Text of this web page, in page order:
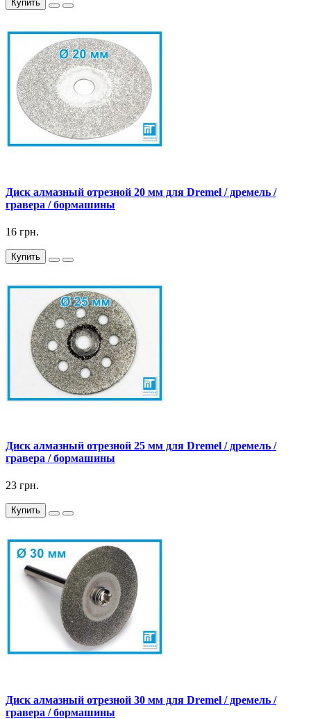
Купить
Диск алмазный отрезной 20 мм для Dremel / дремель /
гравера / бормашины
16 грн.
Купить
Диск алмазный отрезной 25 мм для Dremel / дремель /
гравера / бормашины
23 грн.
Купить
Диск алмазный отрезной 30 мм для Dremel / дремель /
гравера / бормашины